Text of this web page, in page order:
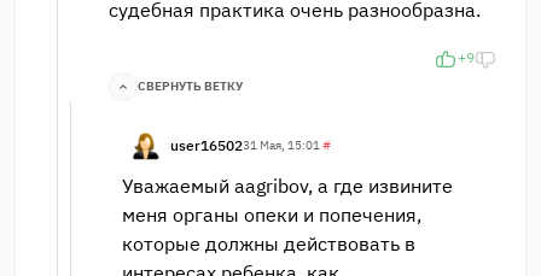
судебная практика очень разнообразна.
+9
СВЕРНУТЬ ВЕТКУ
user1650231 Мая, 15:01#
Уважаемый aagribov, а где извините
меня органы опеки и попечения,
которые должны действовать в